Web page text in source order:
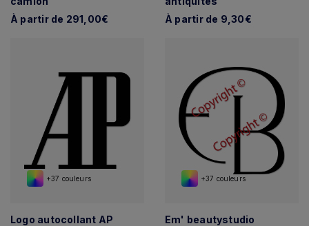
À partir de 291,00€
À partir de 9,30€
+37 couleurs
Logo autocollant AP
+37 couleurs
Em' beautystudio